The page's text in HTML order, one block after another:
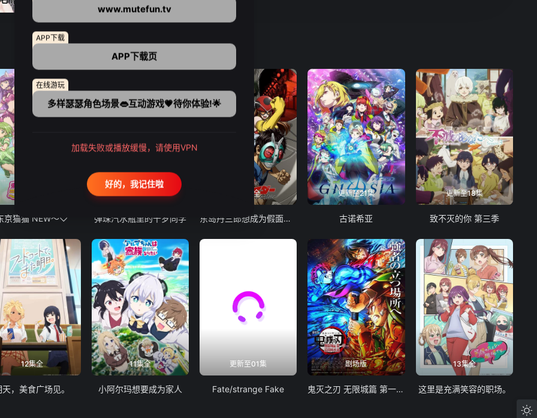
京猫猫 NEW～♡ 弹珠汽水瓶里的千岁同学
24集全
东岛丹三郎想成为假面骑士
更新至21集
古诺希亚
更新至18集
致不灭的你 第三季
12集全
天，美食广场见。
11集全
小阿尔玛想要成为家人
更新至01集
Fate/strange Fake
剧场版
鬼灭之刃 无限城篇 第一章 猗窝座再袭
13集全
这里是充满笑容的职场。
www.mutefun.tv
APP下载
APP下载页
在线游玩
多样瑟瑟角色场景👄互动游戏💗待你体验!🌟
加载失败或播放缓慢，请使用VPN
好的，我记住啦